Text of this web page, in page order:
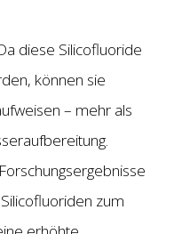
diese Silicofluoride
können sie
– mehr als
zum